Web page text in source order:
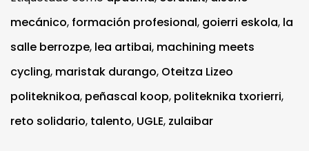
mecánico, formación profesional, goierri eskola, la
salle berrozpe, lea artibai, machining meets
cycling, maristak durango, Oteitza Lizeo
politeknikoa, peñascal koop, politeknika txorierri,
reto solidario, talento, UGLE, zulaibar